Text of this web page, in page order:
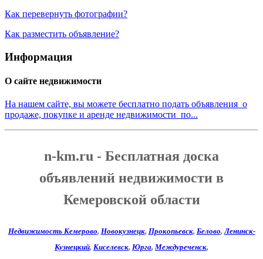
Как перевернуть фотографии?
Как разместить объявление?
Информация
О сайте недвижимости
На нашем сайте, вы можете бесплатно подать объявления о
продаже, покупке и аренде недвижимости по...
n-km.ru - Бесплатная доска
объявлений недвижимости в
Кемеровской области
Недвижимость Кемерово, Новокузнецк, Прокопьевск, Белово,Ленинск-
Кузнецкий, Киселевск, Юрга, Междуреченск,